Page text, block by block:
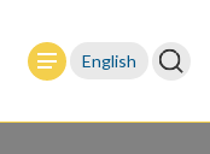
English